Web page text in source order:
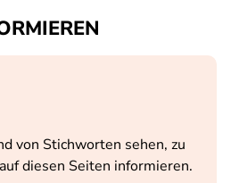
von Stichworten sehen, zu
diesen Seiten informieren.